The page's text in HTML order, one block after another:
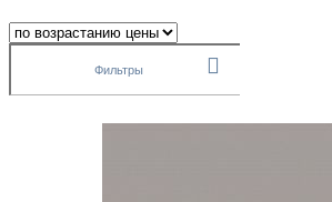
Фильтры